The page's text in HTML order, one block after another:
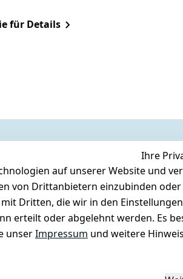
für Details
Ihre
auf unserer Website und
von Drittanbietern einzubinden
Dritten, die wir in den
erteilt oder abgelehnt werden. Es
unserImpressum und weitere
Kontakt
Registrieren